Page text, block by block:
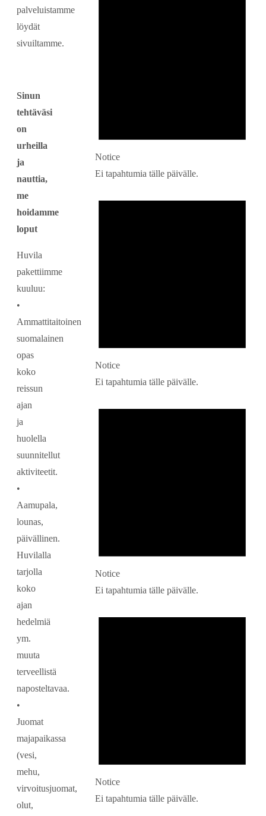
palveluistamme
löydät
sivuiltamme.
Sinun
tehtäväsi
on
urheilla
ja
nauttia,
me
hoidamme
loput
Huvila
pakettiimme
kuuluu:
•
Ammattitaitoinen
suomalainen
opas
koko
reissun
ajan
ja
huolella
suunnitellut
aktiviteetit.
•
Aamupala,
lounas,
päivällinen.
Huvilalla
tarjolla
koko
ajan
hedelmiä
ym.
muuta
terveellistä
naposteltavaa.
•
Juomat
majapaikassa
(vesi,
mehu,
virvoitusjuomat,
olut,
Notice
Ei tapahtumia tälle päivälle.
Notice
Ei tapahtumia tälle päivälle.
Notice
Ei tapahtumia tälle päivälle.
Notice
Ei tapahtumia tälle päivälle.